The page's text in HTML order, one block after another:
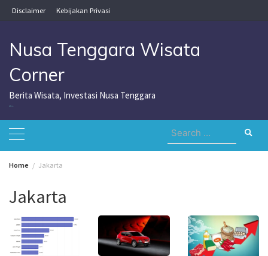
Skip
to
Disclaimer Kebijakan Privasi
Nusa Tenggara Wisata
Corner
Berita Wisata, Investasi Nusa Tenggara
Search
for:
Home Jakarta
Jakarta